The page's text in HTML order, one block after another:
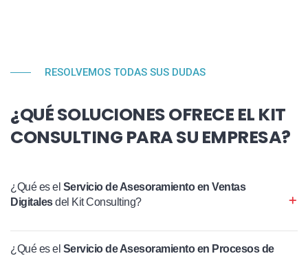
RESOLVEMOS TODAS SUS DUDAS
¿QUÉ SOLUCIONES OFRECE EL KIT
CONSULTING PARA SU EMPRESA?
¿Qué es el Servicio de Asesoramiento en Ventas
Digitalesdel Kit Consulting?
¿Qué es el Servicio de Asesoramiento en Procesos de